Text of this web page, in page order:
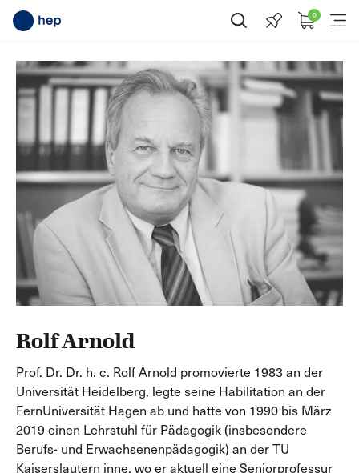
Suche öffnen 0
Rolf Arnold
Prof. Dr. Dr. h. c. Rolf Arnold promovierte 1983 an der
Universität Heidelberg, legte seine Habilitation an der
FernUniversität Hagen ab und hatte von 1990 bis März
2019 einen Lehrstuhl für Pädagogik (insbesondere
Berufs- und Erwachsenenpädagogik) an der TU
Kaiserslautern inne, wo er aktuell eine Seniorprofessur